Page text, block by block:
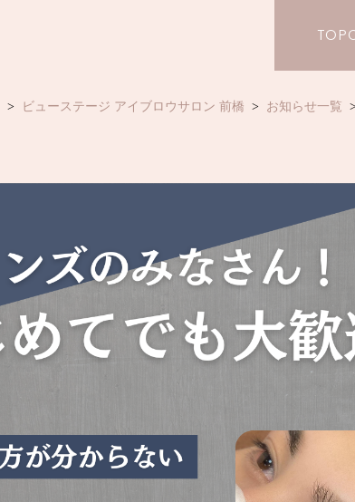
TOP
ビューステージ アイブロウサロン 前橋
お知らせ一覧